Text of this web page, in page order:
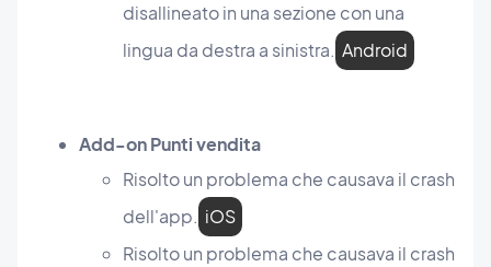
disallineato in una sezione con una
lingua da destra a sinistra. Android
Add-on Punti vendita
Risolto un problema che causava il crash
dell'app. iOS
Risolto un problema che causava il crash